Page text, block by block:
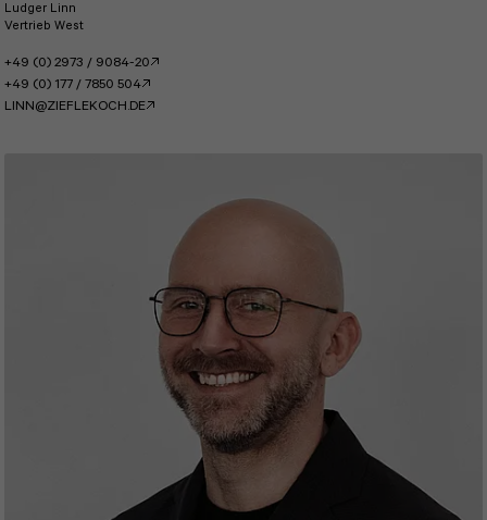
Ludger Linn
Vertrieb West
+49 (0) 2973 / 9084-20
+49 (0) 177 / 7850 504
LINN@ZIEFLEKOCH.DE